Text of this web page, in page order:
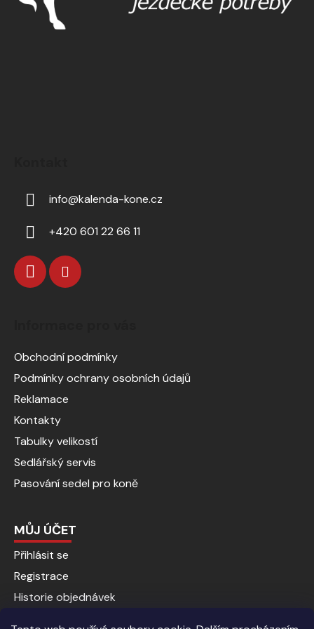
info@kalenda-kone.cz
+420 601 22 66 11
Obchodní podmínky
Podmínky ochrany osobních údajů
Reklamace
Kontakty
Tabulky velikostí
Sedlářský servis
Pasování sedel pro koně
MŮJ ÚČET
Přihlásit se
Registrace
Historie objednávek